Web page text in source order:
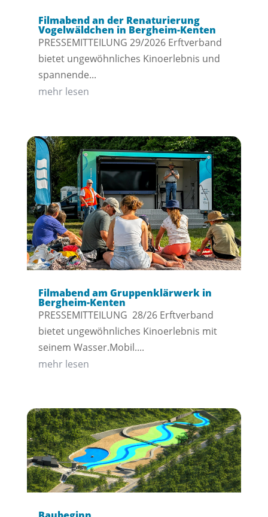
Filmabend an der Renaturierung
Vogelwäldchen in Bergheim-Kenten
PRESSEMITTEILUNG 29/2026 Erftverband
bietet ungewöhnliches Kinoerlebnis und
spannende...
mehr lesen
Filmabend am Gruppenklärwerk in
Bergheim-Kenten
PRESSEMITTEILUNG 28/26 Erftverband
bietet ungewöhnliches Kinoerlebnis mit
seinem Wasser.Mobil....
mehr lesen